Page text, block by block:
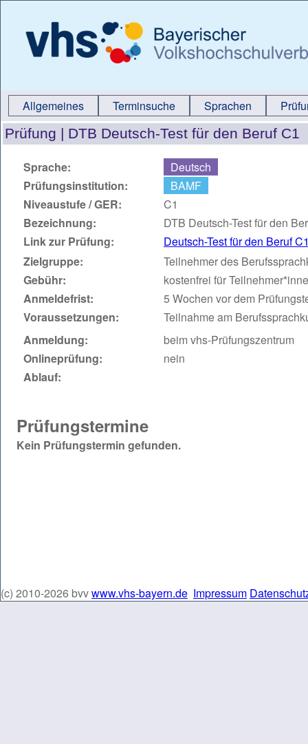
Allgemeines Terminsuche Sprachen
Prüfung | DTB Deutsch-Test für den Beruf C1
Sprache:
Deutsch
Prüfungsinstitution:
BAMF
Niveaustufe / GER:
C1
Bezeichnung:
DTB Deutsch-Test für den
Link zur Prüfung:
Deutsch-Test für den Beruf
Zielgruppe:
Teilnehmer des
Gebühr:
kostenfrei für
Anmeldefrist:
5 Wochen vor dem
Voraussetzungen:
Teilnahme am
Anmeldung:
beim vhs-Prüfungszentrum
Onlineprüfung:
nein
Ablauf:
Prüfungstermine
Kein Prüfungstermin gefunden.
(c) 2010-2026 bvvwww.vhs-bayern.de Impressum